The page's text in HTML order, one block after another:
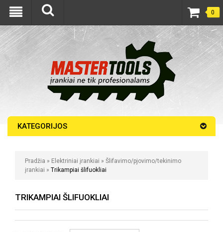
0
KATEGORIJOS
Pradžia » Elektriniai įrankiai » Šlifavimo/pjovimo/tekinimo
įrankiai » Trikampiai šlifuokliai
TRIKAMPIAI ŠLIFUOKLIAI